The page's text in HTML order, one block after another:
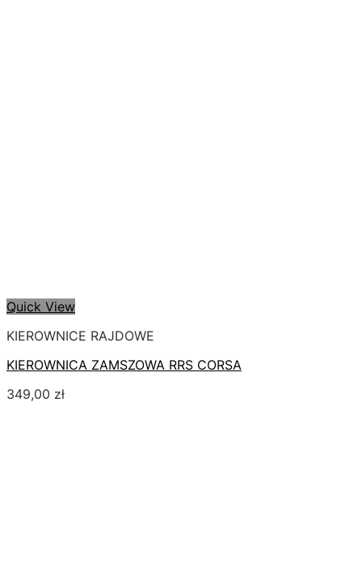
Quick View
KIEROWNICE RAJDOWE
KIEROWNICA ZAMSZOWA RRS CORSA
349,00 zł